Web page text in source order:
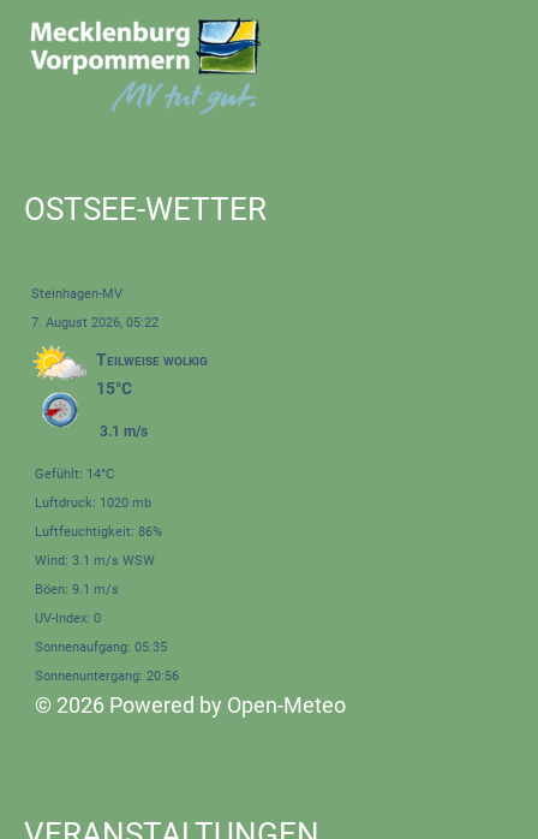
OSTSEE-WETTER
Steinhagen-MV
7. August 2026, 05:22
Teilweise wolkig
15°C
3.1 m/s
Gefühlt: 14°C
Luftdruck: 1020 mb
Luftfeuchtigkeit: 86%
Wind: 3.1 m/s WSW
Böen: 9.1 m/s
UV-Index: 0
Sonnenaufgang: 05:35
Sonnenuntergang: 20:56
© 2026 Powered by Open-Meteo